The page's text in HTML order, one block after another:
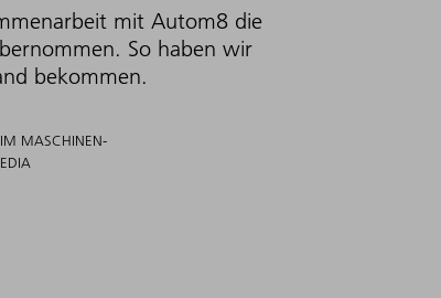
mit Autom8 die
So haben wir
bekommen.
IM MASCHINEN-